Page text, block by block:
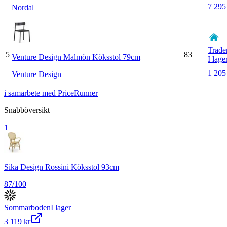
Nordal
7
5 Venture Design Malmön Köksstol 79cm
Venture Design
83
I
1
i samarbete med PriceRunner
Snabböversikt
1
Sika Design Rossini Köksstol 93cm
87/100
SommarbodenI lager
3 119 kr